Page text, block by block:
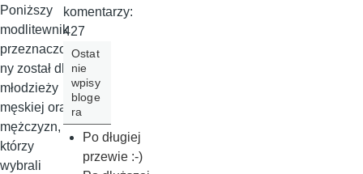
Poniższy
modlitewnik
przeznaczo
ny został dla
młodzieży
męskiej oraz
mężczyzn,
którzy
wybrali
komentarzy:
427
Ostat
nie
wpisy
bloge
ra
Po długiej
przewie :-)